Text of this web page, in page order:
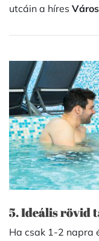
utcáin a híres
5. Ideális rövid
Ha csak 1-2 napra